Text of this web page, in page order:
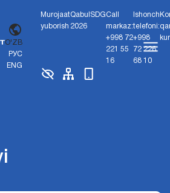
O'ZB
РУС
ENG
Murojaat
yuborish
Qabul
2026
SDGCall
markaz:
+998 72
221 55
16
Ishonch
telefoni:
+998
72 226
68 10